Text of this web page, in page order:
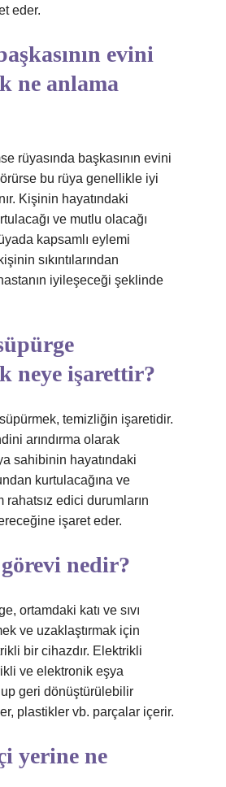
eder.
evini
ne anlama
rüyasında başkasının evini
bu rüya genellikle iyi
Kişinin hayatındaki
ve mutlu olacağı
kapsamlı eylemi
sıkıntılarından
iyileşeceği şeklinde
neye işarettir?
temizliğin işaretidir.
arındırma olarak
sahibinin hayatındaki
kurtulacağına ve
rahatsız edici durumların
işaret eder.
nedir?
ortamdaki katı ve sıvı
ve uzaklaştırmak için
bir cihazdır. Elektrikli
ve elektronik eşya
geri dönüştürülebilir
plastikler vb. parçalar içerir.
yerine ne